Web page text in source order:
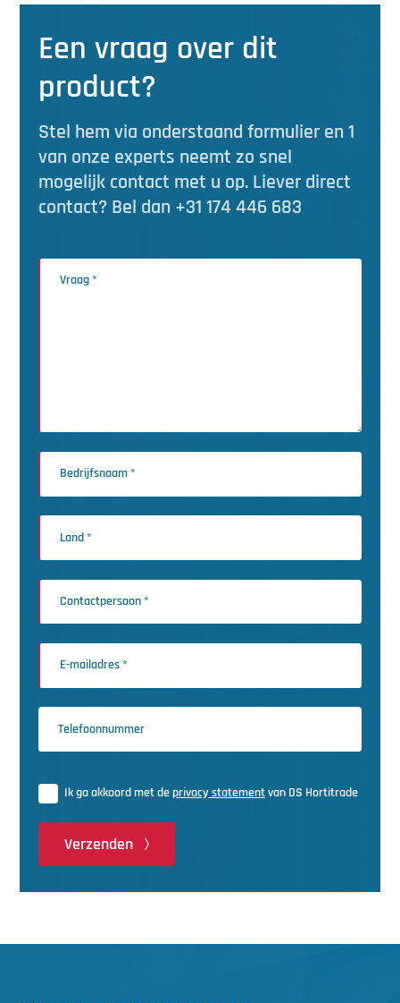
Een vraag over dit
product?
Stel hem via onderstaand formulier en 1
van onze experts neemt zo snel
mogelijk contact met u op. Liever direct
contact? Bel dan +31 174 446 683
Ik ga akkoord met deprivacy statementvan DS Hortitrade
Verzenden